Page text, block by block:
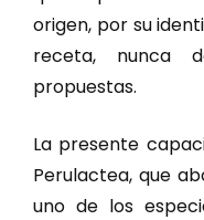
origen, por su
receta, nunca
propuestas.
La presente
Perulactea, que
uno de los